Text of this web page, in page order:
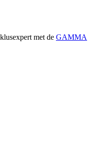
met de GAMMA